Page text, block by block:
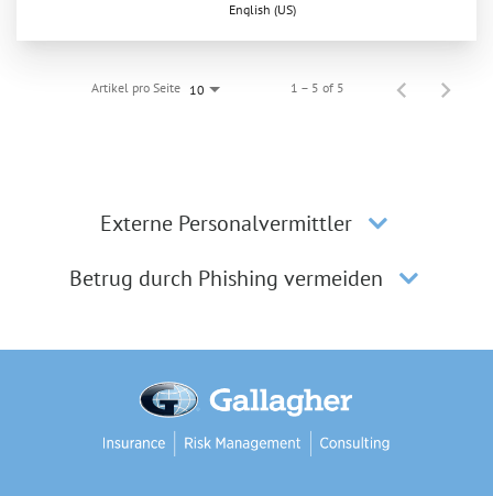
English (US)
Artikel pro Seite 10 1 – 5 of 5
Externe Personalvermittler
Betrug durch Phishing vermeiden